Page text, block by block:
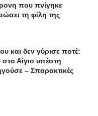
που πνίγηκε
τη φίλη της
και δεν γύρισε ποτέ:
Αίγιο υπέστη
– Σπαρακτικές